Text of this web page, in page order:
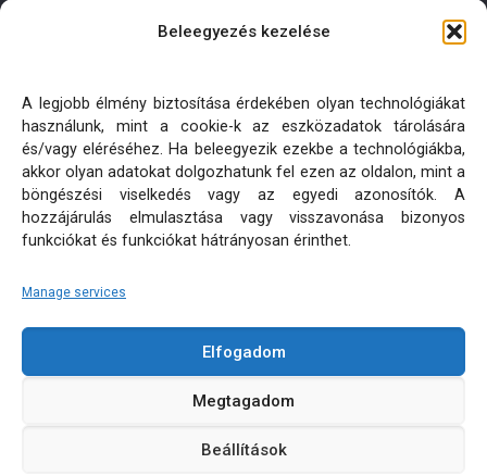
Beleegyezés kezelése
A legjobb élmény biztosítása érdekében olyan technológiákat
használunk, mint a cookie-k az eszközadatok tárolására
és/vagy eléréséhez. Ha beleegyezik ezekbe a technológiákba,
akkor olyan adatokat dolgozhatunk fel ezen az oldalon, mint a
böngészési viselkedés vagy az egyedi azonosítók. A
hozzájárulás elmulasztása vagy visszavonása bizonyos
funkciókat és funkciókat hátrányosan érinthet.
Manage services
Elfogadom
Megtagadom
Beállítások
Ajánlatot kérek!
Oldaltérkép
Adatkezelési tájékoztatók
KÜLTÉRI PÁRNA MATRAC MÉRETRE KÉSZÍTÉS | MINDEN
JOG FENNTARTVA! © 2026